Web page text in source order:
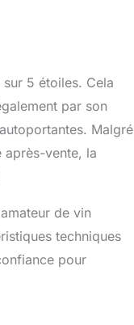
5 étoiles. Cela
par son
Malgré
après-vente, la
de vin
techniques
pour